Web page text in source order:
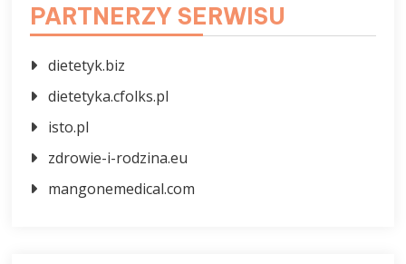
PARTNERZY SERWISU
dietetyk.biz
dietetyka.cfolks.pl
isto.pl
zdrowie-i-rodzina.eu
mangonemedical.com